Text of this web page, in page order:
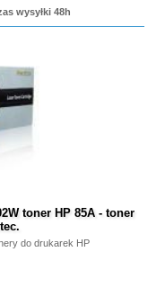
wysyłki 48h
toner HP 85A - toner
do drukarek HP